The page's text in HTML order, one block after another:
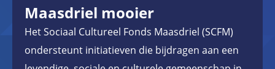
Maasdriel mooier
Het Sociaal Cultureel Fonds Maasdriel (SCFM)
ondersteunt initiatieven die bijdragen aan een